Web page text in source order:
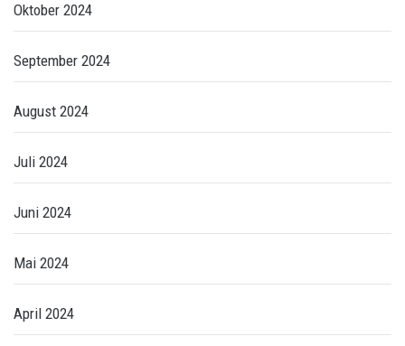
Oktober 2024
September 2024
August 2024
Juli 2024
Juni 2024
Mai 2024
April 2024